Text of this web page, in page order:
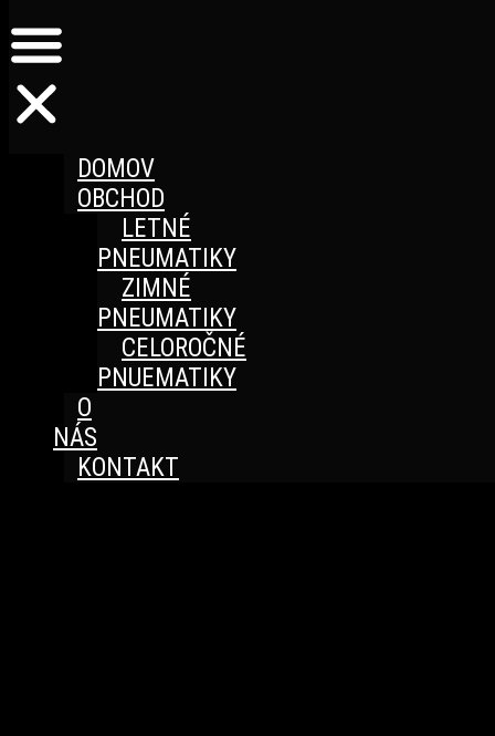
DOMOV
OBCHOD
LETNÉ
PNEUMATIKY
ZIMNÉ
PNEUMATIKY
CELOROČNÉ
PNUEMATIKY
O
NÁS
KONTAKT